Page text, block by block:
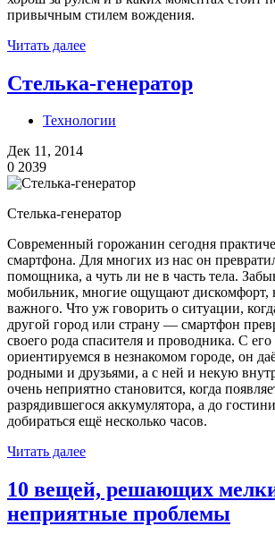
привычным стилем вождения.
Читать далее
Стелька-генератор
Технологии
Дек 11, 2014
0 2039
Стелька-генератор
Современный горожанин сегодня
смартфона. Для многих из нас он
помощника, а чуть ли не в часть тела.
мобильник, многие ощущают дискомфорт,
важного. Что уж говорить о ситуации,
другой город или страну — смартфон
своего рода спасителя и проводника. С
ориентируемся в незнакомом городе, он
родными и друзьями, а с ней и некую
очень неприятно становится, когда
разрядившегося аккумулятора, а до
добираться ещё несколько часов.
Читать далее
10 вещей, решающих
неприятные проблемы